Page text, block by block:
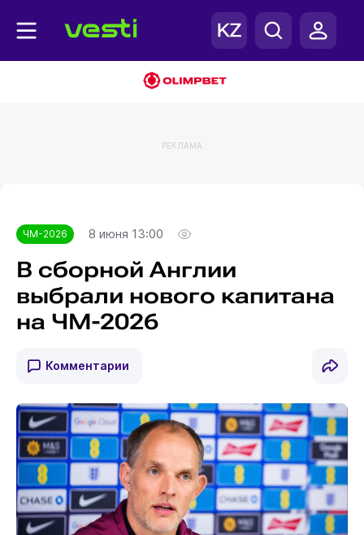
РЕКЛАМА
ЧМ-2026 8 июня 13:00
В сборной Англии
выбрали нового капитана
на ЧМ-2026
Комментарии